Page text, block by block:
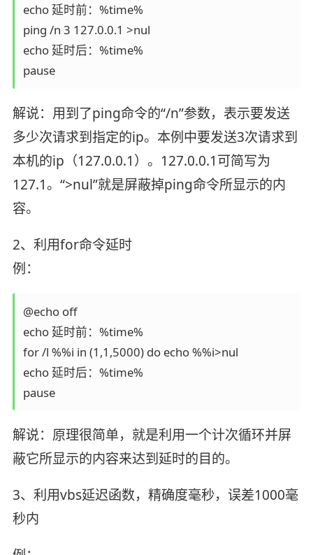
echo 延时前：%time%
ping /n 3 127.0.0.1 >nul
echo 延时后：%time%
pause
解说：用到了ping命令的“/n”参数，表示要发送
多少次请求到指定的ip。本例中要发送3次请求到
本机的ip（127.0.0.1）。127.0.0.1可简写为
127.1。“>nul”就是屏蔽掉ping命令所显示的内
容。
2、利用for命令延时
例：
@echo off
echo 延时前：%time%
for /l %%i in (1,1,5000) do echo %%i>nul
echo 延时后：%time%
pause
解说：原理很简单，就是利用一个计次循环并屏
蔽它所显示的内容来达到延时的目的。
3、利用vbs延迟函数，精确度毫秒，误差1000毫
秒内